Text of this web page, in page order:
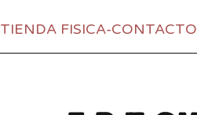
TIENDA FISICA-CONTACTO